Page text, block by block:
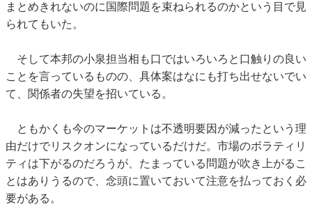
まとめきれないのに国際問題を束ねられるのかという目で見
られてもいた。
そして本邦の小泉担当相も口ではいろいろと口触りの良い
ことを言っているものの、具体案はなにも打ち出せないでい
て、関係者の失望を招いている。
ともかくも今のマーケットは不透明要因が減ったという理
由だけでリスクオンになっているだけだ。市場のボラティリ
ティは下がるのだろうが、たまっている問題が吹き上がるこ
とはありうるので、念頭に置いておいて注意を払っておく必
要がある。